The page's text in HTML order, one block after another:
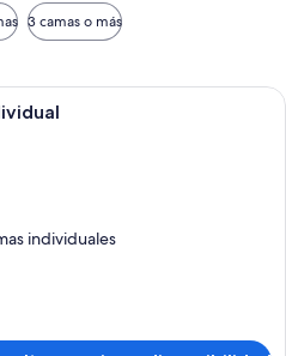
3 camas o más
Habitación de hotel con dos camas,
individuales